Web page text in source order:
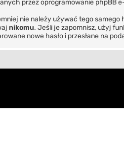
przez oprogramowanie phpBB
nie należy używać tego
nikomu. Jeśli je zapomnisz, użyj
nowe hasło i przesłane na